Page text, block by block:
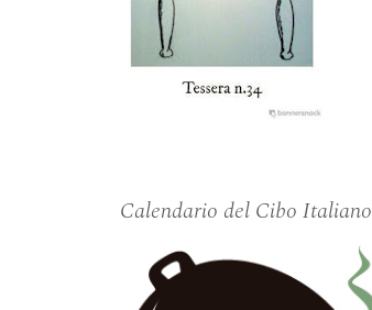
Calendario del Cibo Italiano